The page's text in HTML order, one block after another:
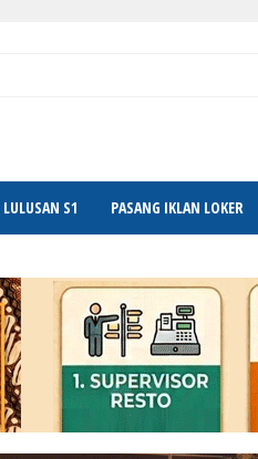
LULUSAN S1 PASANG IKLAN LOKER